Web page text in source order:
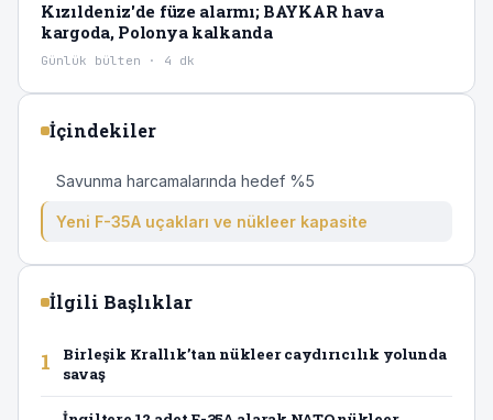
Kızıldeniz'de füze alarmı; BAYKAR hava
kargoda, Polonya kalkanda
Günlük bülten · 4 dk
İçindekiler
Savunma harcamalarında hedef %5
Yeni F-35A uçakları ve nükleer kapasite
İlgili Başlıklar
1
Birleşik Krallık’tan nükleer caydırıcılık yolunda
savaş